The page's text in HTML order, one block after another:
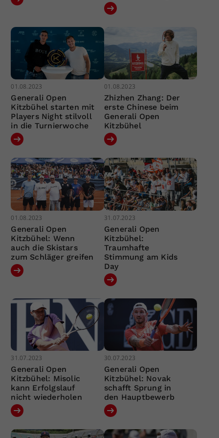
01.08.2023
Generali Open
Kitzbühel starten mit
Players Night stilvoll
in die Turnierwoche
01.08.2023
Zhizhen Zhang: Der
erste Chinese beim
Generali Open
Kitzbühel
01.08.2023
Generali Open
Kitzbühel: Wenn
auch die Skistars
zum Schläger greifen
31.07.2023
Generali Open
Kitzbühel:
Traumhafte
Stimmung am Kids
Day
31.07.2023
Generali Open
Kitzbühel: Misolic
kann Erfolgslauf
nicht wiederholen
30.07.2023
Generali Open
Kitzbühel: Novak
schafft Sprung in
den Hauptbewerb